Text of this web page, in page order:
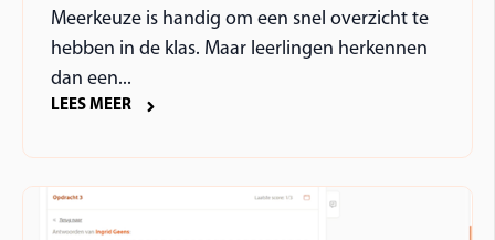
Meerkeuze is handig om een snel overzicht te
hebben in de klas. Maar leerlingen herkennen
dan een...
LEES MEER